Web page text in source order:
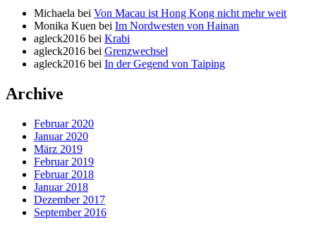
Michaela bei Von Macau ist Hong Kong nicht mehr weit
Monika Kuen bei Im Nordwesten von Hainan
agleck2016 bei Krabi
agleck2016 bei Grenzwechsel
agleck2016 bei In der Gegend von Taiping
Archive
Februar 2020
Januar 2020
März 2019
Februar 2019
Februar 2018
Januar 2018
Dezember 2017
September 2016